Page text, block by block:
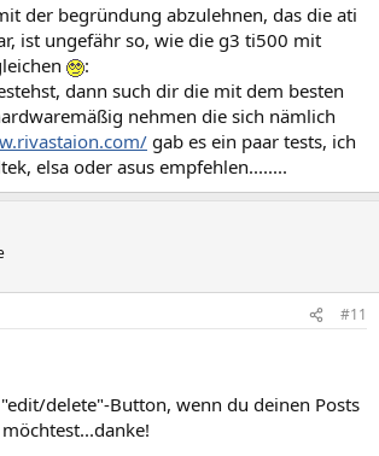
der begründung abzulehnen, das die ati
ist ungefähr so, wie die g3 ti500 mit
:
dann such dir die mit dem besten
nehmen die sich nämlich
gab es ein paar tests, ich
elsa oder asus empfehlen........
#11
delete"-Button, wenn du deinen Posts